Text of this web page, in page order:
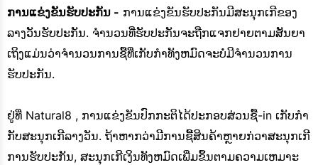
ການແຂ່ງຂັນຮັບປະກັນ - ການແຂ່ງຂັນຮັບປະກັນມີສະນຸກເກີຂອງ
ລາງວັນຮັບປະກັນ. ຈໍານວນທີ່ຮັບປະກັນຈະຖືກແຈກຢາຍຕາມສັນຍາ
ເຖິງແມ່ນວ່າຈໍານວນການຊື້ທີ່ເກັບກໍາທັງຫມົດຈະບໍ່ມີຈໍານວນການ
ຮັບປະກັນ.
ຢູ່ທີ່ Natural8 , ການແຂ່ງຂັນປົກກະຕິໄດ້ປະກອບສ່ວນຊື້-in ເກັບກໍາ
ກັບສະນຸກເກີລາງວັນ. ຖ້າ​ຫາກ​ວ່າ​ມີ​ການ​ຊື້​ສິນ​ຄ້າ​ຫຼາຍ​ກ​່​ວາ​ສະ​ນຸກ​ເກີ​
ການ​ຮັບ​ປະ​ກັນ, ສະ​ນຸກ​ເກີ​ເງິນ​ທັງ​ຫມົດ​ເພີ່ມ​ຂຶ້ນ​ຕາມ​ຄວາມ​ເຫມາະ​